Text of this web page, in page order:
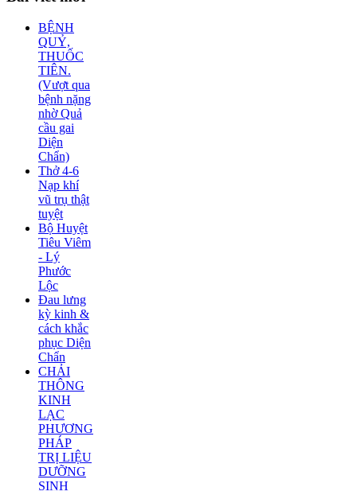
BỆNH
QUỶ,
THUỐC
TIÊN.
(Vượt qua
bệnh nặng
nhờ Quả
cầu gai
Diện
Chẩn)
Thở 4-6
Nạp khí
vũ trụ thật
tuyệt
Bộ Huyệt
Tiêu Viêm
- Lý
Phước
Lộc
Đau lưng
kỳ kinh &
cách khắc
phục Diện
Chẩn
CHẢI
THÔNG
KINH
LẠC
PHƯƠNG
PHÁP
TRỊ LIỆU
DƯỠNG
SINH